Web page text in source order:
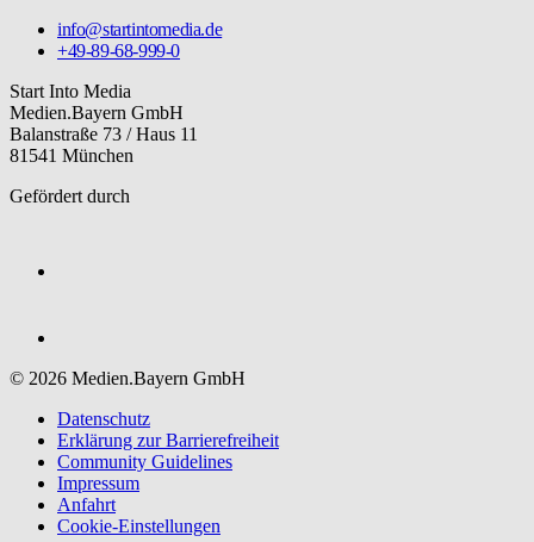
info@startintomedia.de
+49-89-68-999-0
Start Into Media
Medien.Bayern GmbH
Balanstraße 73 / Haus 11
81541 München
Gefördert durch
© 2026 Medien.Bayern GmbH
Datenschutz
Erklärung zur Barriere­freiheit
Community Guidelines
Impressum
Anfahrt
Cookie-Einstellungen